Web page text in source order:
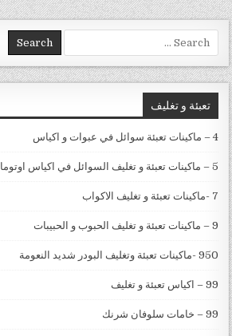
Search for:
تعبئة و تغليف
4 – ماكينات تعبئة سوائل في عبوات و اكياس
5 – ماكينات تعبئة و تغليف السوائل في اكياس اوتوماتيك
7 -ماكينات تعبئة و تغليف الاكواب
9 – ماكينات تعبئة و تغليف الحبوب و الحبيبات
950 -ماكينات تعبئة وتغليف البودر شديد النعومة
99 – اكياس تعبئة و تغليف
99 – خامات سلوفان شرنك